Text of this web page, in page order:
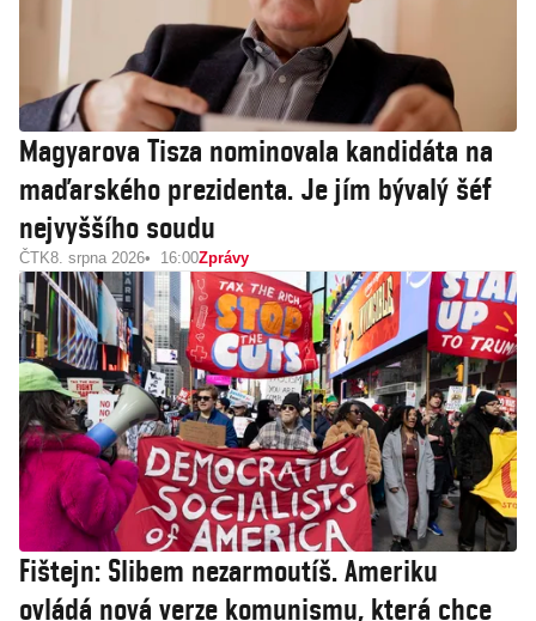
Magyarova Tisza nominovala kandidáta na
maďarského prezidenta. Je jím bývalý šéf
nejvyššího soudu
ČTK8. srpna 2026 16:00Zprávy
Fištejn: Slibem nezarmoutíš. Ameriku
ovládá nová verze komunismu, která chce